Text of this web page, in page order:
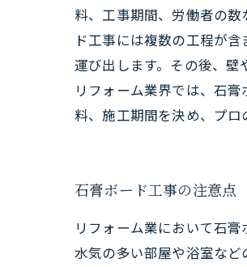
料、工事期間、労働者の
ド工事には複数の工程が
運び出します。その後、壁
リフォーム業界では、石
料、施工期間を決め、プロ
石膏ボード工事の注意点
リフォーム業において石
水気の多い部屋や浴室な